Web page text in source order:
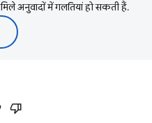
अनुवादों में गलतियां हो सकती हैं.